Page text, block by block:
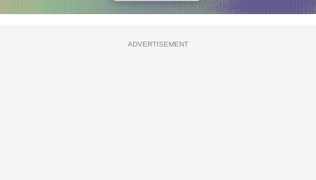
ADVERTISEMENT